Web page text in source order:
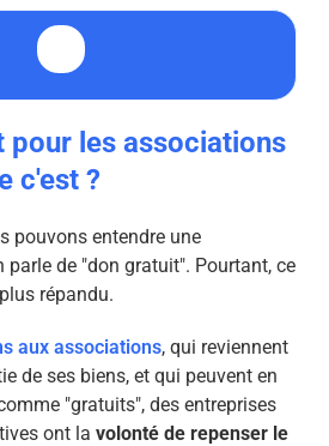
pour les associations
c'est ?
pouvons entendre une
de "don gratuit". Pourtant, ce
répandu.
aux associations, qui reviennent
de ses biens, et qui peuvent en
"gratuits", des entreprises
ont la volonté de repenser le